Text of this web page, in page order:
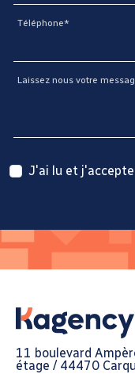
Téléphone*
Laissez nous votre
J'ai lu et
11 boulevard
étage / 44470